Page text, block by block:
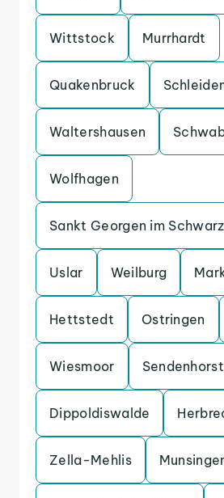
Wittstock Murrhardt
Quakenbruck
Waltershausen
Wolfhagen
Sankt Georgen im
Uslar Weilburg
Hettstedt Ostringen
Wiesmoor Sendenhorst
Dippoldiswalde
Zella-Mehlis